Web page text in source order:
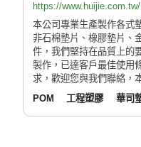
https://www.huijie.com.tw/
本公司專業生產製作各式
非石棉墊片、橡膠墊片、
件，我們堅持在品質上的
製作，已達客戶最佳使用
求，歡迎您與我們聯絡，
POM
工程塑膠 華司